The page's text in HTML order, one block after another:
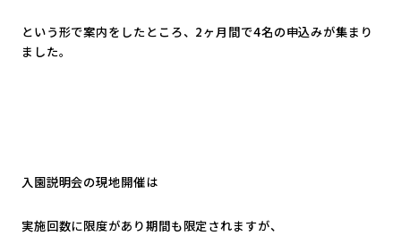
という形で案内をしたところ、2ヶ月間で4名の申込みが集まり
ました。
入園説明会の現地開催は
実施回数に限度があり期間も限定されますが、